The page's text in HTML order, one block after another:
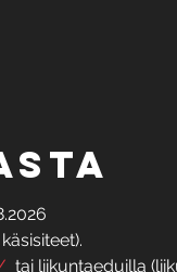
tai liikuntaeduilla